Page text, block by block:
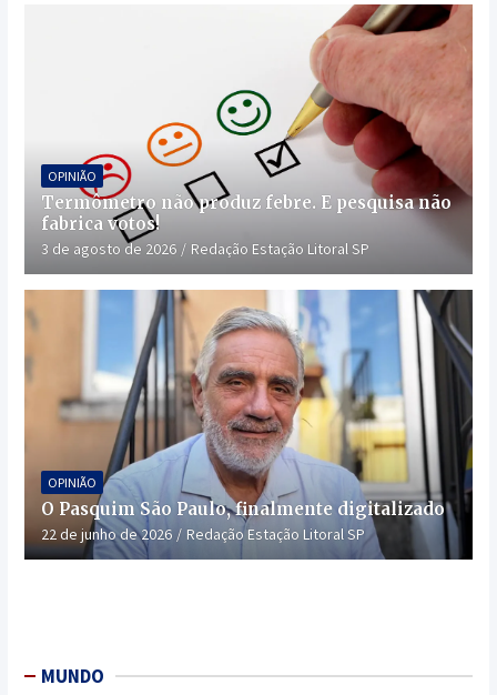
OPINIÃO
Termômetro não produz febre. E pesquisa não
fabrica votos!
3 de agosto de 2026 Redação Estação Litoral SP
OPINIÃO
O Pasquim São Paulo, finalmente digitalizado
22 de junho de 2026 Redação Estação Litoral SP
MUNDO